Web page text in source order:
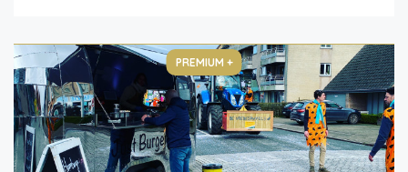
PREMIUM +